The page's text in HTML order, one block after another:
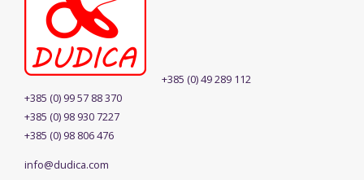
+385 (0) 49 289 112
+385 (0) 99 57 88 370
+385 (0) 98 930 7227
+385 (0) 98 806 476
info@dudica.com